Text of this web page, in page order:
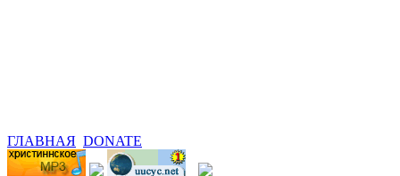
ГЛАВНАЯ DONATE